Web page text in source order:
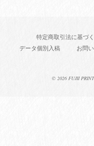
特定商取引法に基づ
データ個別入稿
お問
© 2026 FUJII